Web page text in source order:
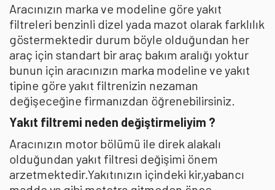
Aracınızın marka ve modeline göre yakıt
filtreleri benzinli dizel yada mazot olarak farklılık
göstermektedir durum böyle olduğundan her
araç için standart bir araç bakım aralığı yoktur
bunun için aracınızın marka modeline ve yakıt
tipine göre yakıt filtrenizin nezaman
değişeceğine firmanızdan öğrenebilirsiniz.
Yakıt filtremi neden değiştirmeliyim ?
Aracınızın motor bölümü ile direk alakalı
olduğundan yakıt filtresi değişimi önem
arzetmektedir.Yakıtınızın içindeki kir,yabancı